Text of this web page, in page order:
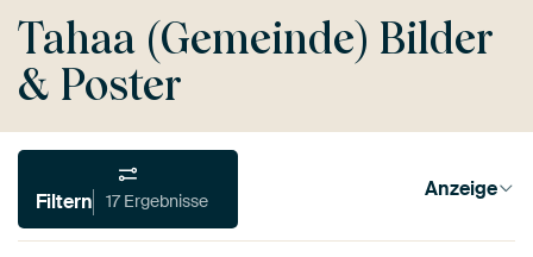
Tahaa (Gemeinde) Bilder
& Poster
Filtern 17 Ergebnisse Anzeige